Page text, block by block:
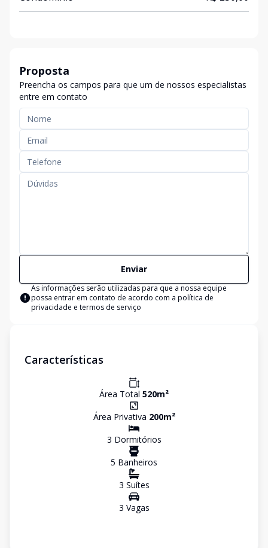
Proposta
Preencha os campos para que um de nossos especialistas
entre em contato
Enviar
As informações serão utilizadas para que a nossa equipe
possa entrar em contato de acordo com a política de
privacidade e termos de serviço
Características
Área Total 520m²
Área Privativa 200m²
3 Dormitórios
5 Banheiros
3 Suítes
3 Vagas